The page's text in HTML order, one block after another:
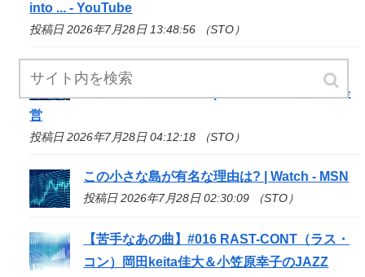
into ... - YouTube
投稿日 2026年7月28日 13:48:56 （STO）
不動産STO
開始 8月から申し込み受付 ロード
スター - 住宅新報web | マンション・開発・経
営
投稿日 2026年7月28日 04:12:18 （STO）
この小さな島が有名な理由は? | Watch - MSN
投稿日 2026年7月28日 02:30:09 （STO）
【苦手なあの曲】#016 RAST-CONT（ラス・
コン）岡田keita佳大＆小笠原幸子のJAZZ